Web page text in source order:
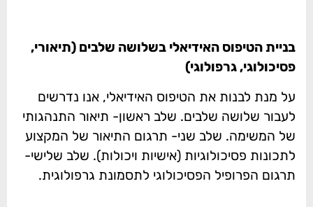
בניית הטיפוס האידיאלי בשלושה שלבים (תיאורי,
פסיכולוגי, גרפולוגי)
על מנת לבנות את הטיפוס האידיאלי, אנו נדרשים
לעבור שלושה שלבים. שלב ראשון- תיאור התנהגותי
של המשימה. שלב שני- תרגום התיאור של המקצוע
לתכונות פסיכולוגיות (אישיות ויכולות). שלב שלישי-
תרגום הפרופיל הפסיכולוגי לתסמונת גרפולוגית.